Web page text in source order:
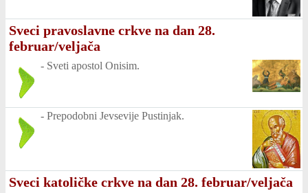
Sveci pravoslavne crkve na dan 28.
februar/veljača
- Sveti apostol Onisim.
- Prepodobni Jevsevije Pustinjak.
Sveci katoličke crkve na dan 28. februar/veljača